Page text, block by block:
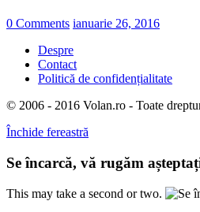
0 Comments ianuarie 26, 2016
Despre
Contact
Politică de confidențialitate
© 2006 - 2016 Volan.ro - Toate
Închide fereastră
Se încarcă, vă rugăm
This may take a second or two.